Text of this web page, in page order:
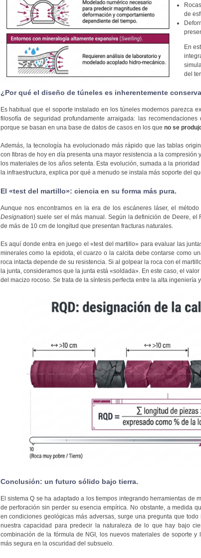
de
En
del
¿Por qué el diseño de túneles es inherentemente
Es habitual que el soporte instalado en los túneles modernos parezca
filosofía de seguridad profundamente arraigada: las
porque se basan en una base de datos de casos en los que no se
Además, la tecnología ha evolucionado más rápido que las tablas
con fibras de hoy en día presenta una mayor resistencia a la
los materiales de los años setenta. Esta evolución, sumada a la
la infraestructura, explica por qué a menudo se instala más soporte del
El «test del martillo»: ciencia en su forma más pura.
Aunque nos encontramos en la era de los escáneres láser, el
Designation) suele ser el más manual. Según la definición de Deere,
de más de 10 cm de longitud que presentan fracturas naturales.
Es aquí donde entra en juego el «test del martillo» para evaluar las
minerales como la epidota, el cuarzo o la calcita debe contarse como
roca intacta depende de su resistencia. Si al golpear la roca con el
la junta, consideramos que la junta está «soldada». En este caso, el
del macizo rocoso. Se trata de la síntesis perfecta entre la alta ingeniería
Conclusión: un futuro sólido bajo tierra.
El sistema Q se ha adaptado a los tiempos integrando herramientas de
de perforación sin perder su esencia empírica. No obstante, a medida
en condiciones geológicas más adversas, surge una pregunta que
nuestra capacidad para predecir la naturaleza de lo que hay bajo
combinación de la fórmula de NGI, los nuevos materiales de soporte
más segura en la oscuridad del subsuelo.